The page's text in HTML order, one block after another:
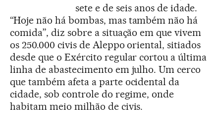
sete e de seis anos de idade.
“Hoje não há bombas, mas também não há
comida”, diz sobre a situação em que vivem
os 250.000 civis de Aleppo oriental, sitiados
desde que o Exército regular cortou a última
linha de abastecimento em julho. Um cerco
que também afeta a parte ocidental da
cidade, sob controle do regime, onde
habitam meio milhão de civis.